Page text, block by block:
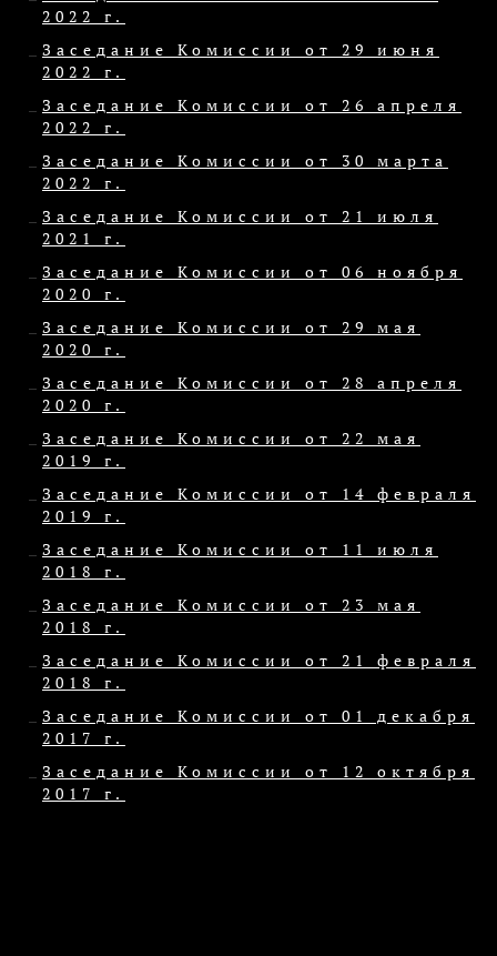
2022 г.
Заседание Комиссии от 29 июня
2022 г.
Заседание Комиссии от 26 апреля
2022 г.
Заседание Комиссии от 30 марта
2022 г.
Заседание Комиссии от 21 июля
2021 г.
Заседание Комиссии от 06 ноября
2020 г.
Заседание Комиссии от 29 мая
2020 г.
Заседание Комиссии от 28 апреля
2020 г.
Заседание Комиссии от 22 мая
2019 г.
Заседание Комиссии от 14 февраля
2019 г.
Заседание Комиссии от 11 июля
2018 г.
Заседание Комиссии от 23 мая
2018 г.
Заседание Комиссии от 21 февраля
2018 г.
Заседание Комиссии от 01 декабря
2017 г.
Заседание Комиссии от 12 октября
2017 г.